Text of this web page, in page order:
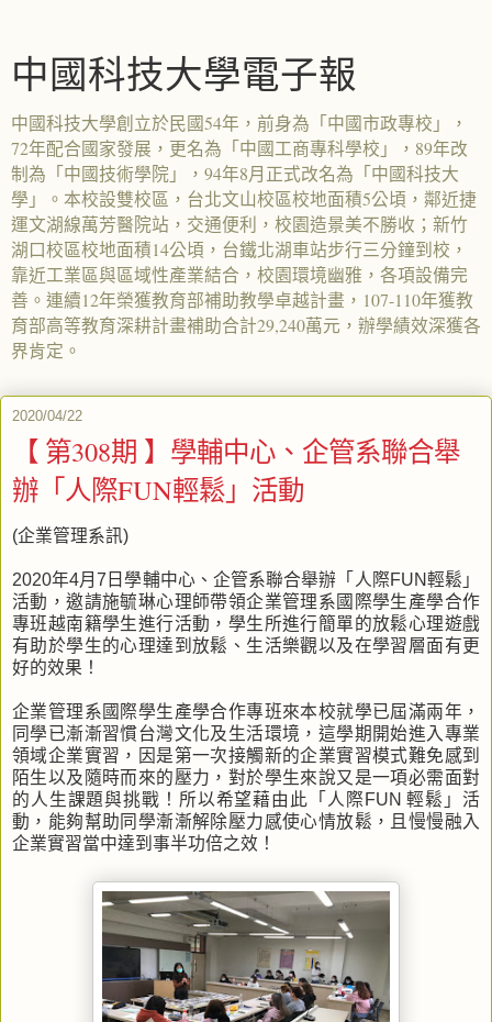
中國科技大學電子報
中國科技大學創立於民國54年，前身為「中國市政專校」，
72年配合國家發展，更名為「中國工商專科學校」，89年改
制為「中國技術學院」，94年8月正式改名為「中國科技大
學」。本校設雙校區，台北文山校區校地面積5公頃，鄰近捷
運文湖線萬芳醫院站，交通便利，校園造景美不勝收；新竹
湖口校區校地面積14公頃，台鐵北湖車站步行三分鐘到校，
靠近工業區與區域性產業結合，校園環境幽雅，各項設備完
善。連續12年榮獲教育部補助教學卓越計畫，107-110年獲教
育部高等教育深耕計畫補助合計29,240萬元，辦學績效深獲各
界肯定。
2020/04/22
【 第308期 】學輔中心、企管系聯合舉
辦「人際FUN輕鬆」活動
(企業管理系訊)
2020年4月7日學輔中心、企管系聯合舉辦「人際FUN輕鬆」
活動，邀請施毓琳心理師帶領企業管理系國際學生產學合作
專班越南籍學生進行活動，學生所進行簡單的放鬆心理遊戲
有助於學生的心理達到放鬆、生活樂觀以及在學習層面有更
好的效果！
企業管理系國際學生產學合作專班來本校就學已屆滿兩年，
同學已漸漸習慣台灣文化及生活環境，這學期開始進入專業
領域企業實習，因是第一次接觸新的企業實習模式難免感到
陌生以及隨時而來的壓力，對於學生來說又是一項必需面對
的人生課題與挑戰！所以希望藉由此「人際FUN 輕鬆」活
動，能夠幫助同學漸漸解除壓力感使心情放鬆，且慢慢融入
企業實習當中達到事半功倍之效！